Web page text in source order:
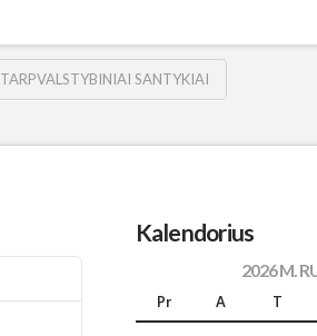
TARPVALSTYBINIAI SANTYKIAI
Kalendorius
2026 M.
Pr A T